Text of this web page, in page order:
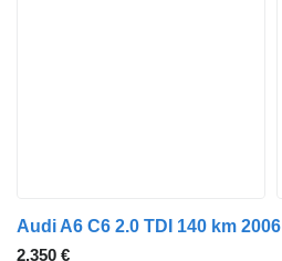
Audi A6 C6 2.0 TDI 140 km 2006
2.350 €